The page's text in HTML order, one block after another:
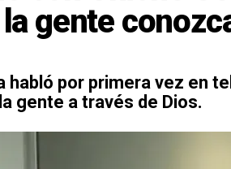
gente
habló por primera vez en
gente a través de Dios.